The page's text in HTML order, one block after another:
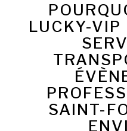
LUCKY-VIP
SAINT-